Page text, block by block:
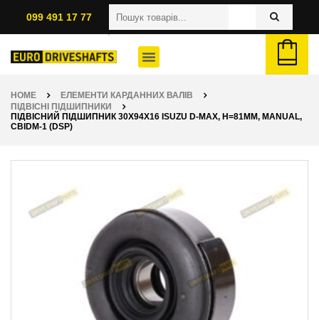
099 491 17 77
HOME
ЕЛЕМЕНТИ КАРДАННИХ ВАЛІВ
ПІДВІСНІ ПІДШИПНИКИ
ПІДВІСНИЙ ПІДШИПНИК 30X94X16 ISUZU D-MAX, H=81ММ, MANUAL,
CBIDM-1 (DSP)